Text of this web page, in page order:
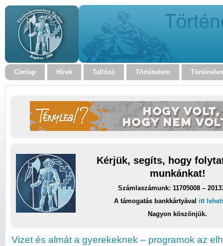
Címlap Hírek Tallózó Történelem
Kérjük, segíts, hogy
munkánkat!
Számlaszámunk: 11705008 –
A támogatás bankkártyával itt
Nagyon köszönjük.
Vizet és almát a gyerekeknek – programok az